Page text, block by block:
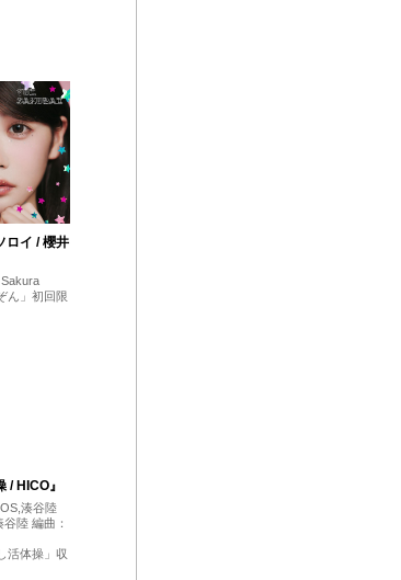
ロイ / 櫻井
ん」初回限
/ HICO』
湊谷陸
陸 編曲：
活体操」収